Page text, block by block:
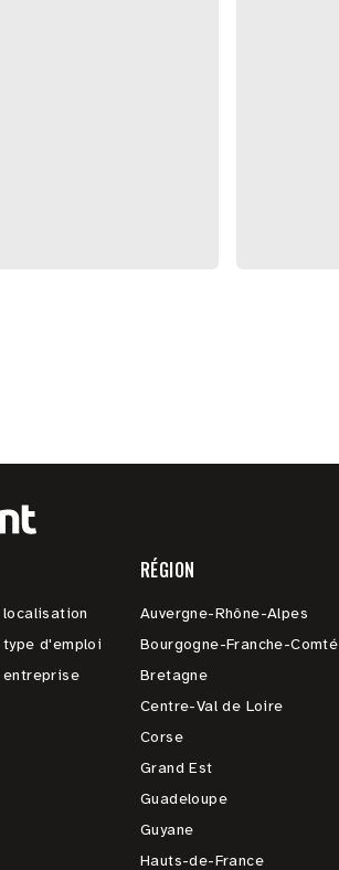
d'emploi
RÉGION
Auvergne-Rhône-Alpes
Bourgogne-Franche-Comté
Bretagne
Centre-Val de Loire
Corse
Grand Est
Guadeloupe
Guyane
Hauts-de-France